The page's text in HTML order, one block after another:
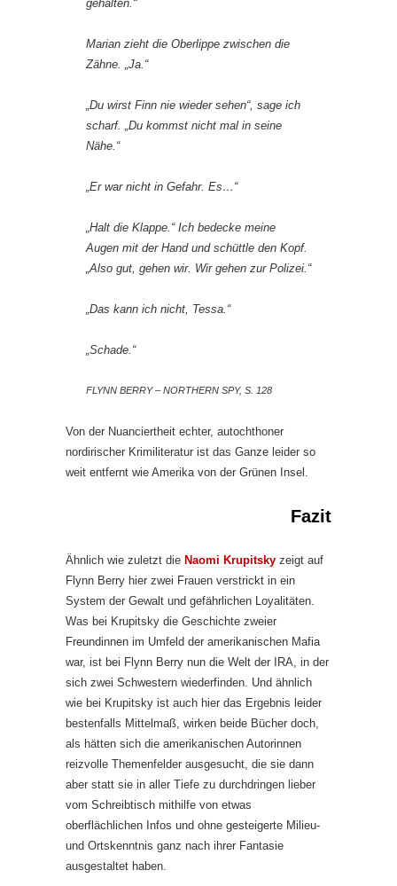
gehalten.“
Marian zieht die Oberlippe zwischen die
Zähne. „Ja.“
„Du wirst Finn nie wieder sehen“, sage ich
scharf. „Du kommst nicht mal in seine
Nähe.“
„Er war nicht in Gefahr. Es…“
„Halt die Klappe.“ Ich bedecke meine
Augen mit der Hand und schüttle den Kopf.
„Also gut, gehen wir. Wir gehen zur Polizei.“
„Das kann ich nicht, Tessa.“
„Schade.“
FLYNN BERRY – NORTHERN SPY, S. 128
Von der Nuanciertheit echter, autochthoner
nordirischer Krimiliteratur ist das Ganze leider so
weit entfernt wie Amerika von der Grünen Insel.
Fazit
Ähnlich wie zuletzt die Naomi Krupitsky zeigt auf
Flynn Berry hier zwei Frauen verstrickt in ein
System der Gewalt und gefährlichen Loyalitäten.
Was bei Krupitsky die Geschichte zweier
Freundinnen im Umfeld der amerikanischen Mafia
war, ist bei Flynn Berry nun die Welt der IRA, in der
sich zwei Schwestern wiederfinden. Und ähnlich
wie bei Krupitsky ist auch hier das Ergebnis leider
bestenfalls Mittelmaß, wirken beide Bücher doch,
als hätten sich die amerikanischen Autorinnen
reizvolle Themenfelder ausgesucht, die sie dann
aber statt sie in aller Tiefe zu durchdringen lieber
vom Schreibtisch mithilfe von etwas
oberflächlichen Infos und ohne gesteigerte Milieu-
und Ortskenntnis ganz nach ihrer Fantasie
ausgestaltet haben.